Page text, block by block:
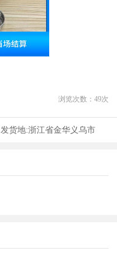
浏览次数： 49次
发货地:浙江省金华义乌市